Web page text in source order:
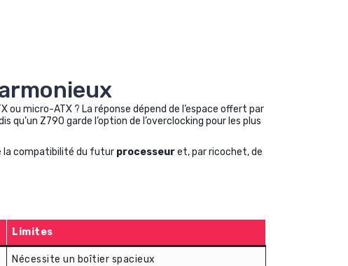
micro-ATX ? La réponse dépend de l’espace offert par
Z790 garde l’option de l’overclocking pour les plus
la compatibilité du futur processeuret, par ricochet, de
Limites
Nécessite un boîtier spacieux